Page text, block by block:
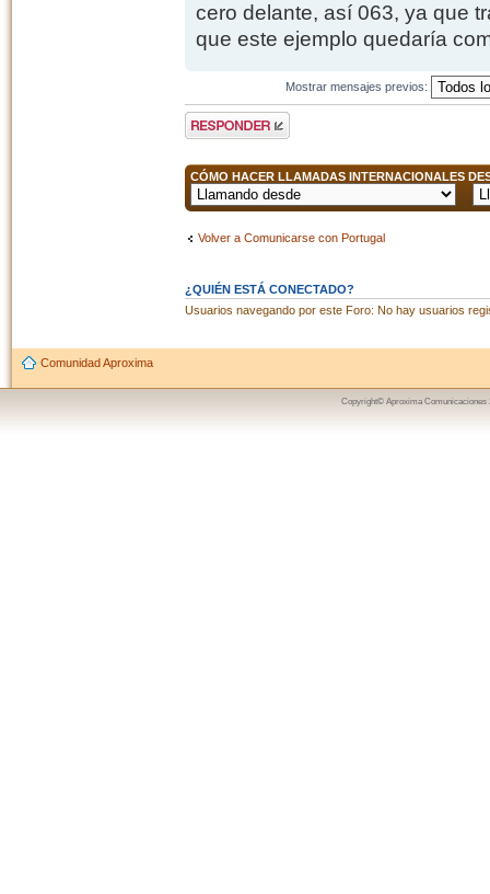
cero delante, así 063, ya que
que este ejemplo quedaría
Mostrar mensajes previos:
Publicar una
respuesta
CÓMO HACER LLAMADAS INTERNACIONALES
Volver a Comunicarse con Portugal
¿QUIÉN ESTÁ CONECTADO?
Usuarios navegando por este Foro: No hay usuarios
Comunidad Aproxima
Copyright© Aproxima Comunicaciones